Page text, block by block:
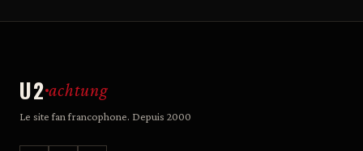
U2 achtung
Le site fan francophone. Depuis 2000